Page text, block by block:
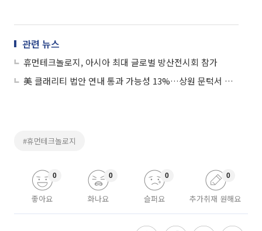
관련 뉴스
휴먼테크놀로지, 아시아 최대 글로벌 방산전시회 참가
美 클래리티 법안 연내 통과 가능성 13%…상원 문턱서 제동
#휴먼테크놀로지
좋아요
0
화나요
0
슬퍼요
0
추가취재 원해요
0